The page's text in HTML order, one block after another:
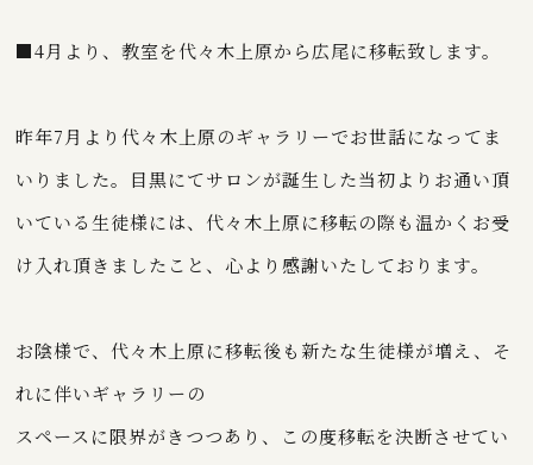
■4月より、教室を代々木上原から広尾に移転致します。
昨年7月より代々木上原のギャラリーでお世話になってま
いりました。目黒にてサロンが誕生した当初よりお通い頂
いている生徒様には、代々木上原に移転の際も温かくお受
け入れ頂きましたこと、心より感謝いたしております。
お陰様で、代々木上原に移転後も新たな生徒様が増え、そ
れに伴いギャラリーの
スペースに限界がきつつあり、この度移転を決断させてい